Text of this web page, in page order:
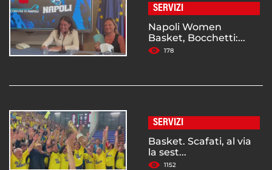
SERVIZI
Napoli Women
Basket, Bocchetti:...
178
SERVIZI
Basket. Scafati, al via
la sest...
1152